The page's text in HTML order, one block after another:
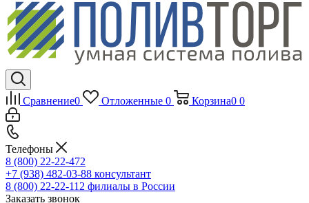
Сравнение0 Отложенные 0 Корзина0 0
Телефоны
8 (800) 22-22-472
+7 (938) 482-03-88 консультант
8 (800) 22-22-112 филиалы в России
Заказать звонок